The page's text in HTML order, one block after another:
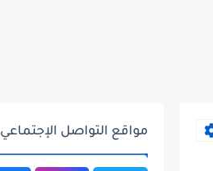
مواقع التواصل الإجتماعي